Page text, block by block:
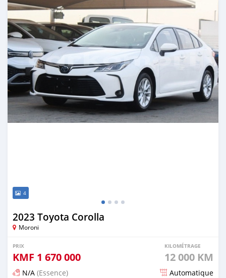
4
2023 Toyota Corolla
Moroni
PRIX
KMF 1 670 000
KILOMÉTRAGE
12 000 KM
N/A (Essence) Automatique